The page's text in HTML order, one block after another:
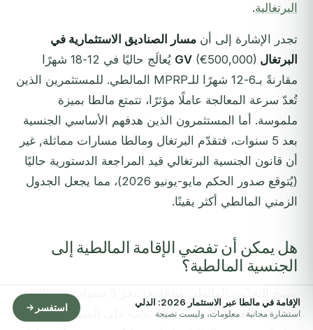
البرتغالية.
تجدر الإشارة إلى أن مسار الصناديق الاستثمارية في
البرتغال GV
(€500,000) يُعالَج حاليًا في 12-18 شهرًا
مقارنةً بـ6-12 شهرًا للـMPRP المالطي. للمستثمرين الذين
تُعدّ سرعة المعالجة عاملًا مؤثرًا، تتمتع مالطا بميزة
ملموسة. أما المستثمرون الذين هدفهم الأساسي الجنسية
بعد 5 سنوات، فتقدّم البرتغال ومالطا مسارات مماثلة, غير
أن قانون الجنسية البرتغالي قيد المراجعة الدستورية حاليًا
(يُتوقع صدور الحكم مايو-يونيو 2026)، مما يجعل الجدول
الزمني المالطي أكثر يقينًا.
هل يمكن أن تفضي الإقامة المالطية إلى
الجنسية المالطية؟
يصبح التجنّس المالطي متاحًا بعد نحو 5 سنوات من الإقامة
القانونية المتواصلة في مالطا. يجب على المتقدمين إثبات
الإقامة في مالطا عبر الاستثمار 2026: الدلي
استشارة مجانية · معلومات، وليست نصيحة
استفسر